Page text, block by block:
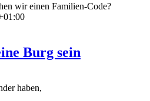
wir einen Familien-Code?
Burg sein